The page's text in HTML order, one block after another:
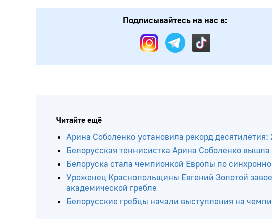
Подписывайтесь на нас в:
Читайте ещё
Арина Соболенко установила рекорд десятилетия:
Белорусская теннисистка Арина Соболенко вышла
Белоруска стала чемпионкой Европы по